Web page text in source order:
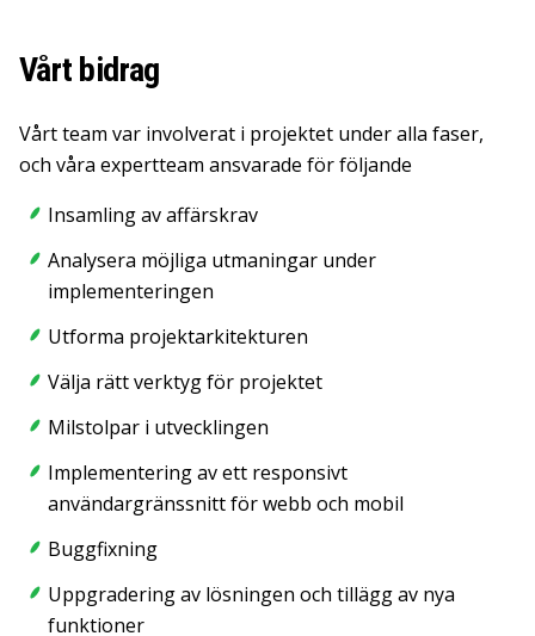
Vårt bidrag
Vårt team var involverat i projektet under alla faser,
och våra expertteam ansvarade för följande
Insamling av affärskrav
Analysera möjliga utmaningar under
implementeringen
Utforma projektarkitekturen
Välja rätt verktyg för projektet
Milstolpar i utvecklingen
Implementering av ett responsivt
användargränssnitt för webb och mobil
Buggfixning
Uppgradering av lösningen och tillägg av nya
funktioner